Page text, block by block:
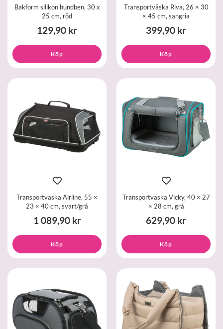
Bakform silikon hundben, 30 x
25 cm, röd
129,90 kr
Köp
Transportväska Riva, 26 × 30
× 45 cm, sangria
399,90 kr
Köp
Transportväska Airline, 55 ×
23 × 40 cm, svart/grå
1 089,90 kr
Köp
Transportväska Vicky, 40 × 27
× 28 cm, grå
629,90 kr
Köp